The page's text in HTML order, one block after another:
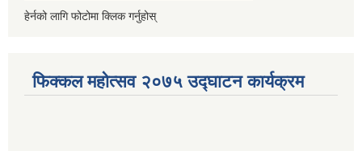
हेर्नको लागि फोटोमा क्लिक गर्नुहोस्
फिक्कल महोत्सव २०७५ उद्घाटन कार्यक्रम